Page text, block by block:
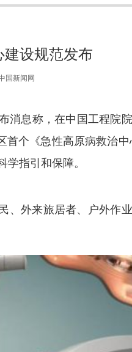
设规范发布
国新闻网
息称，在中国工程院
首个《急性高原病救治
指引和保障。
外来旅居者、户外作业